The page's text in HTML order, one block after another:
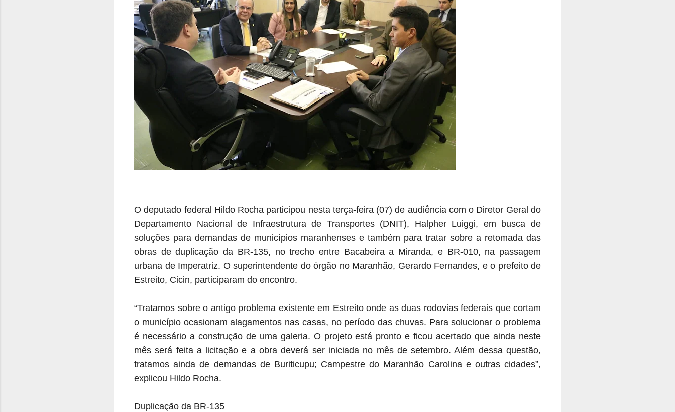
O deputado federal Hildo Rocha participou nesta terça-feira (07) de audiência com o Diretor Geral do
Departamento Nacional de Infraestrutura de Transportes (DNIT), Halpher Luiggi, em busca de
soluções para demandas de municípios maranhenses e também para tratar sobre a retomada das
obras de duplicação da BR-135, no trecho entre Bacabeira a Miranda, e BR-010, na passagem
urbana de Imperatriz. O superintendente do órgão no Maranhão, Gerardo Fernandes, e o prefeito de
Estreito, Cicin, participaram do encontro.
“Tratamos sobre o antigo problema existente em Estreito onde as duas rodovias federais que cortam
o município ocasionam alagamentos nas casas, no período das chuvas. Para solucionar o problema
é necessário a construção de uma galeria. O projeto está pronto e ficou acertado que ainda neste
mês será feita a licitação e a obra deverá ser iniciada no mês de setembro. Além dessa questão,
tratamos ainda de demandas de Buriticupu; Campestre do Maranhão Carolina e outras cidades”,
explicou Hildo Rocha.
Duplicação da BR-135